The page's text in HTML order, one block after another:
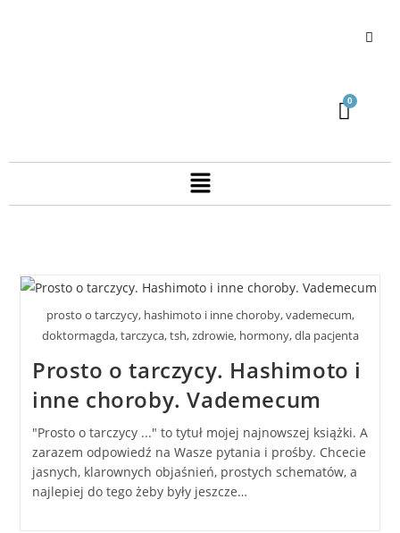
prosto o tarczycy, hashimoto i inne choroby, vademecum,
doktormagda, tarczyca, tsh, zdrowie, hormony, dla pacjenta
Prosto o tarczycy. Hashimoto i
inne choroby. Vademecum
"Prosto o tarczycy ..." to tytuł mojej najnowszej książki. A
zarazem odpowiedź na Wasze pytania i prośby. Chcecie
jasnych, klarownych objaśnień, prostych schematów, a
najlepiej do tego żeby były jeszcze…